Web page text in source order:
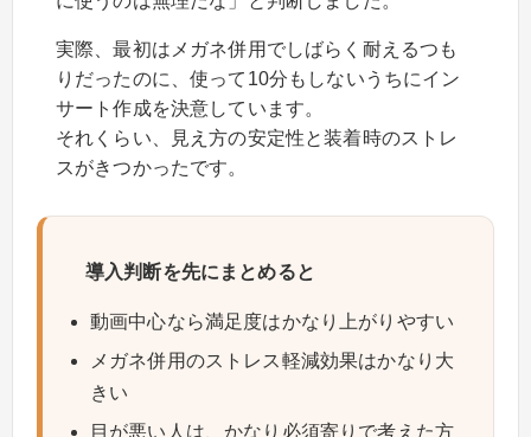
実際、最初はメガネ併用でしばらく耐えるつも
りだったのに、使って10分もしないうちにイン
サート作成を決意しています。
それくらい、見え方の安定性と装着時のストレ
スがきつかったです。
導入判断を先にまとめると
動画中心なら満足度はかなり上がりやすい
メガネ併用のストレス軽減効果はかなり大
きい
目が悪い人は、かなり必須寄りで考えた方